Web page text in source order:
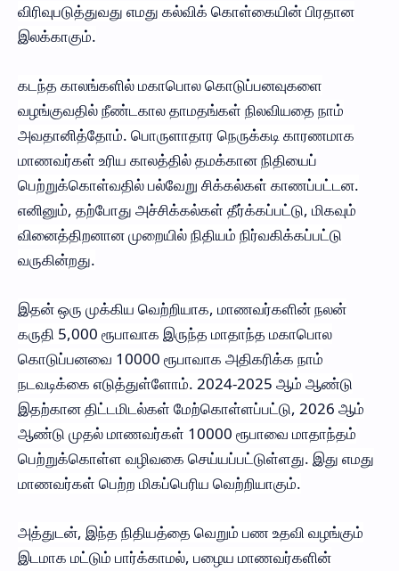
விரிவுபடுத்துவது எமது கல்விக் கொள்கையின் பிரதான
இலக்காகும்.
கடந்த காலங்களில் மகாபொல கொடுப்பனவுகளை
வழங்குவதில் நீண்டகால தாமதங்கள் நிலவியதை நாம்
அவதானித்தோம். பொருளாதார நெருக்கடி காரணமாக
மாணவர்கள் உரிய காலத்தில் தமக்கான நிதியைப்
பெற்றுக்கொள்வதில் பல்வேறு சிக்கல்கள் காணப்பட்டன.
எனினும், தற்போது அச்சிக்கல்கள் தீர்க்கப்பட்டு, மிகவும்
வினைத்திறனான முறையில் நிதியம் நிர்வகிக்கப்பட்டு
வருகின்றது.
இதன் ஒரு முக்கிய வெற்றியாக, மாணவர்களின் நலன்
கருதி 5,000 ரூபாவாக இருந்த மாதாந்த மகாபொல
கொடுப்பனவை 10000 ரூபாவாக அதிகரிக்க நாம்
நடவடிக்கை எடுத்துள்ளோம். 2024-2025 ஆம் ஆண்டு
இதற்கான திட்டமிடல்கள் மேற்கொள்ளப்பட்டு, 2026 ஆம்
ஆண்டு முதல் மாணவர்கள் 10000 ரூபாவை மாதாந்தம்
பெற்றுக்கொள்ள வழிவகை செய்யப்பட்டுள்ளது. இது எமது
மாணவர்கள் பெற்ற மிகப்பெரிய வெற்றியாகும்.
அத்துடன், இந்த நிதியத்தை வெறும் பண உதவி வழங்கும்
இடமாக மட்டும் பார்க்காமல், பழைய மாணவர்களின்